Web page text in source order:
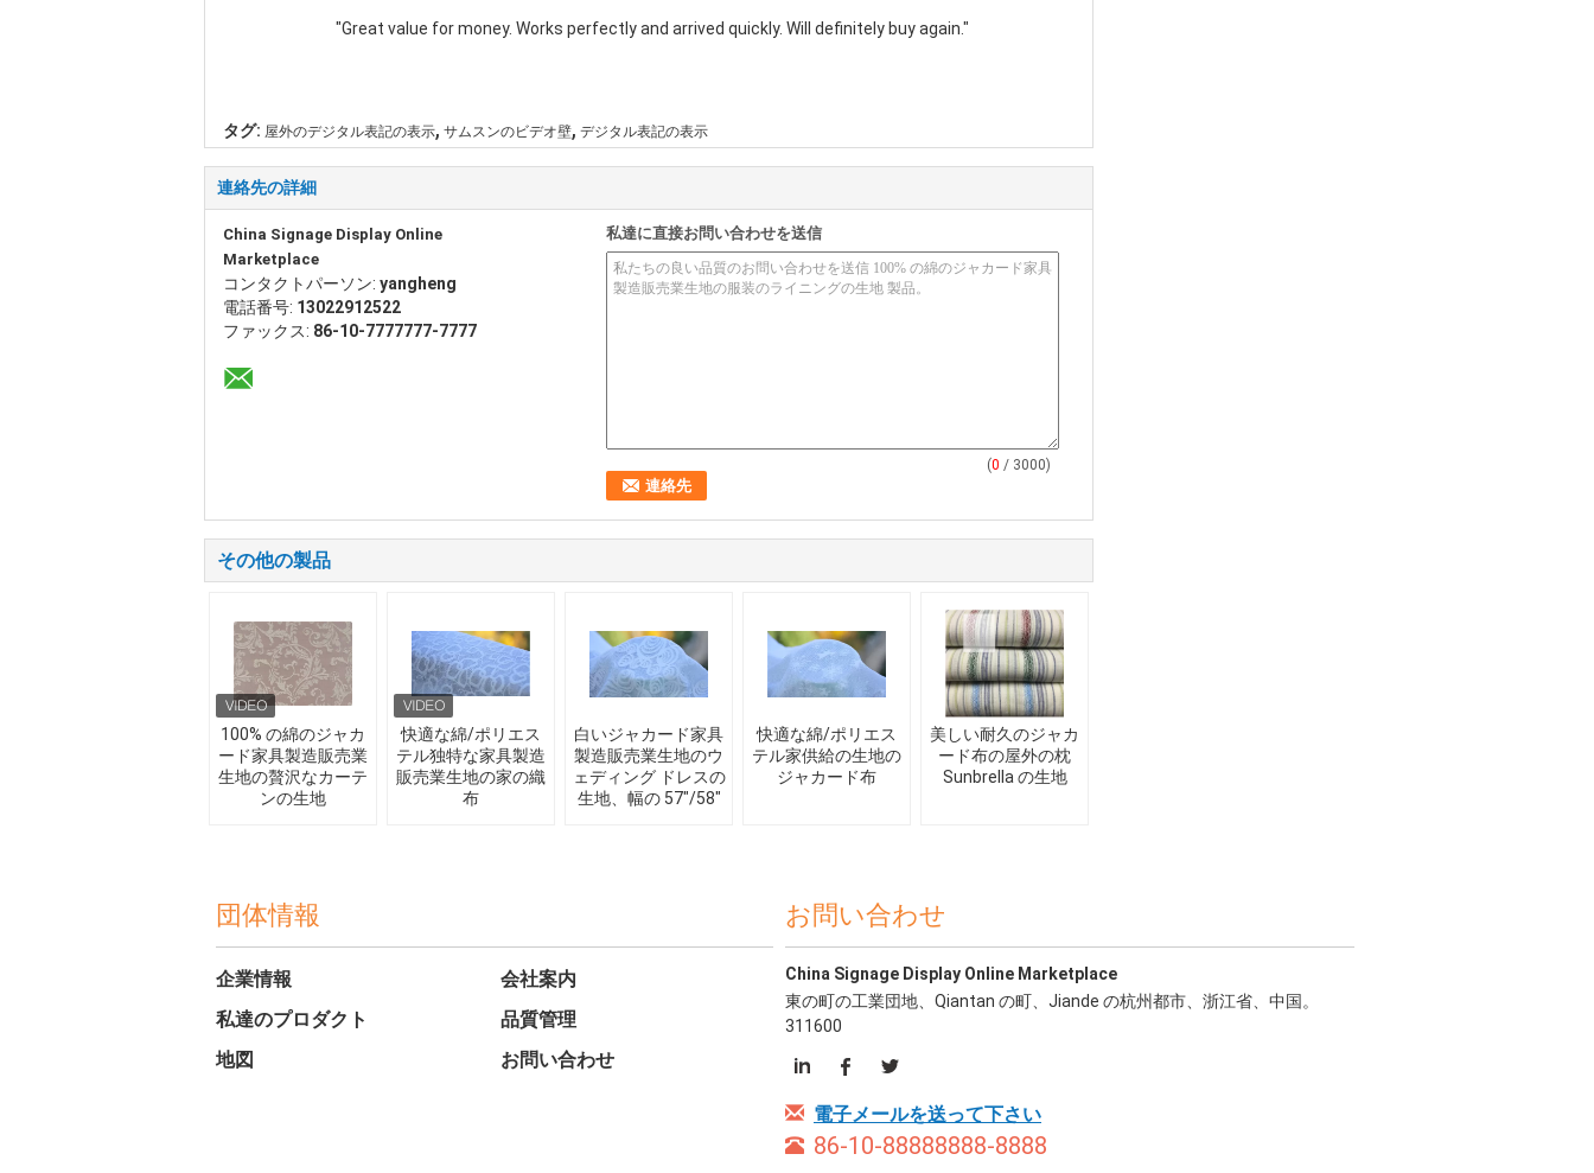
"Great value for money. Works perfectly and arrived quickly. Will definitely buy again."
タグ: 屋外のデジタル表記の表示, サムスンのビデオ壁, デジタル表記の表示
連絡先の詳細
China Signage Display Online
Marketplace
コンタクトパーソン: yangheng
電話番号: 13022912522
ファックス: 86-10-7777777-7777
私達に直接お問い合わせを送信
(0 / 3000)
その他の製品
100% の綿のジャカ
ード家具製造販売業
生地の贅沢なカーテ
ンの生地
快適な綿/ポリエス
テル独特な家具製造
販売業生地の家の織
布
白いジャカード家具
製造販売業生地のウ
ェディング ドレスの
生地、幅の 57"/58"
快適な綿/ポリエス
テル家供給の生地の
ジャカード布
美しい耐久のジャカ
ード布の屋外の枕
Sunbrella の生地
団体情報
企業情報
私達のプロダクト
地図
会社案内
品質管理
お問い合わせ
お問い合わせ
China Signage Display Online Marketplace
東の町の工業団地、Qiantan の町、Jiande の杭州都市、浙江省、中国。
311600
電子メールを送って下さい
86-10-88888888-8888